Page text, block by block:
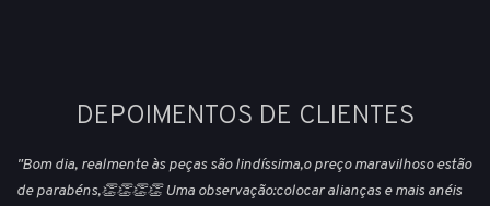
DEPOIMENTOS DE CLIENTES
"Bom dia, realmente às peças são lindíssima,o preço maravilhoso estão
de parabéns,👏👏👏👏 Uma observação:colocar alianças e mais anéis